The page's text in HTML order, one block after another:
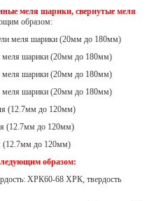
меля шарики, свернутые меля
образом:
меля шарики (20мм до 180мм)
меля шарики (20мм до 180мм)
меля шарики (20мм до 180мм)
меля шарики (20мм до 180мм)
(12.7мм до 120мм)
(12.7мм до 120мм)
(12.7мм до 120мм)
образом:
ХРК60-68 ХРК, твердость